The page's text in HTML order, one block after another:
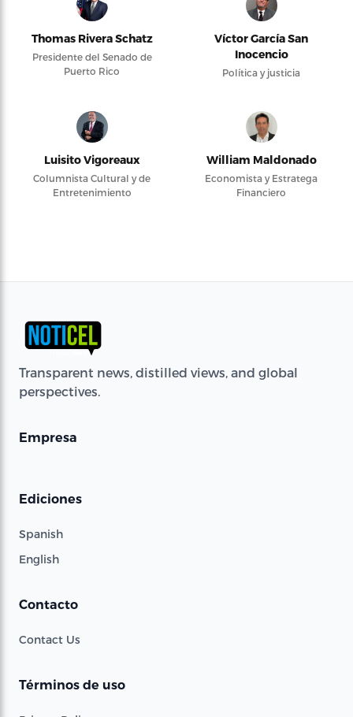
Thomas Rivera Schatz
Presidente del Senado de
Puerto Rico
Víctor García San
Inocencio
Política y justicia
Luisito Vigoreaux
Columnista Cultural y de
Entretenimiento
William Maldonado
Economista y Estratega
Financiero
Transparent news, distilled views, and global
perspectives.
Empresa
Ediciones
Spanish
English
Contacto
Contact Us
Términos de uso